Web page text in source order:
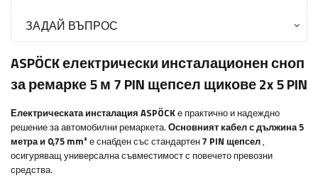
ЗАДАЙ ВЪПРОС
ASPÖCK електрически инсталационен сноп
за ремарке 5 м 7 PIN щепсел щикове 2x 5 PIN
Електрическата инсталация ASPÖCKе практично и надеждно
решение за автомобилни ремаркета. Основният кабел с дължина 5
метра и 0,75 mm² е снабден със стандартен7 PIN щепсел,
осигуряващ универсална съвместимост с повечето превозни
средства.